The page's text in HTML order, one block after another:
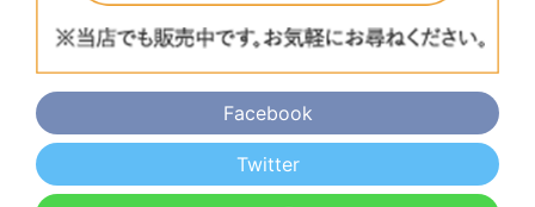
Facebook
Twitter